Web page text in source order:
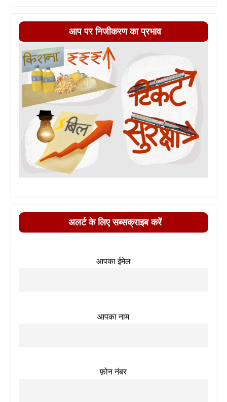
आप पर निजीकरण का प्रभाव
अलर्ट के लिए सब्सक्राइब करें
आपका ईमेल
आपका नाम
फ़ोन नंबर